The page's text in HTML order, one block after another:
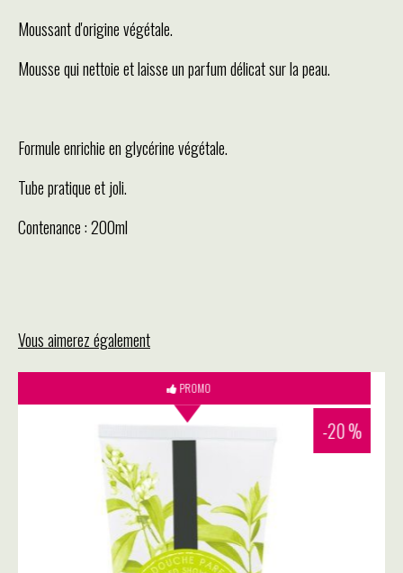
Moussant d'origine végétale.
Mousse qui nettoie et laisse un parfum délicat sur la peau.
Formule enrichie en glycérine végétale.
Tube pratique et joli.
Contenance : 200ml
Vous aimerez également